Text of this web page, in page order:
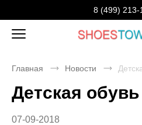
8 (499) 213-
Главная Новости
Детская
07-09-2018